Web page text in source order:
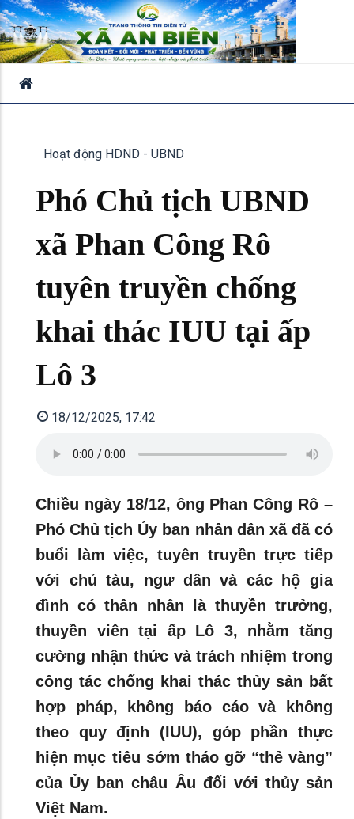
Hoạt động HDND - UBND
Phó Chủ tịch UBND
xã Phan Công Rô
tuyên truyền chống
khai thác IUU tại ấp
Lô 3
18/12/2025, 17:42
Chiều ngày 18/12, ông Phan Công Rô –
Phó Chủ tịch Ủy ban nhân dân xã đã có
buổi làm việc, tuyên truyền trực tiếp
với chủ tàu, ngư dân và các hộ gia
đình có thân nhân là thuyền trưởng,
thuyền viên tại ấp Lô 3, nhằm tăng
cường nhận thức và trách nhiệm trong
công tác chống khai thác thủy sản bất
hợp pháp, không báo cáo và không
theo quy định (IUU), góp phần thực
hiện mục tiêu sớm tháo gỡ “thẻ vàng”
của Ủy ban châu Âu đối với thủy sản
Việt Nam.